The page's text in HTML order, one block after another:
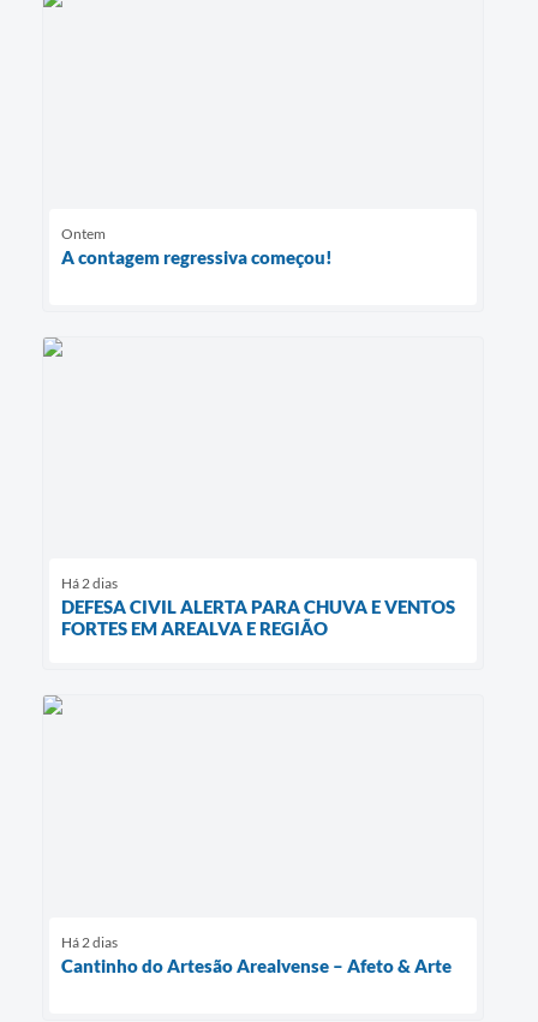
Ontem
A contagem regressiva começou!
Há 2 dias
DEFESA CIVIL ALERTA PARA CHUVA E VENTOS
FORTES EM AREALVA E REGIÃO
Há 2 dias
Cantinho do Artesão Arealvense – Afeto & Arte